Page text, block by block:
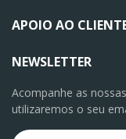
APOIO AO
NEWSLETTER
Acompanhe as
utilizaremos o seu